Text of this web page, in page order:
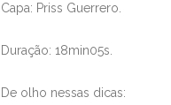
Capa: Priss Guerrero.
Duração: 18min05s.
De olho nessas dicas: